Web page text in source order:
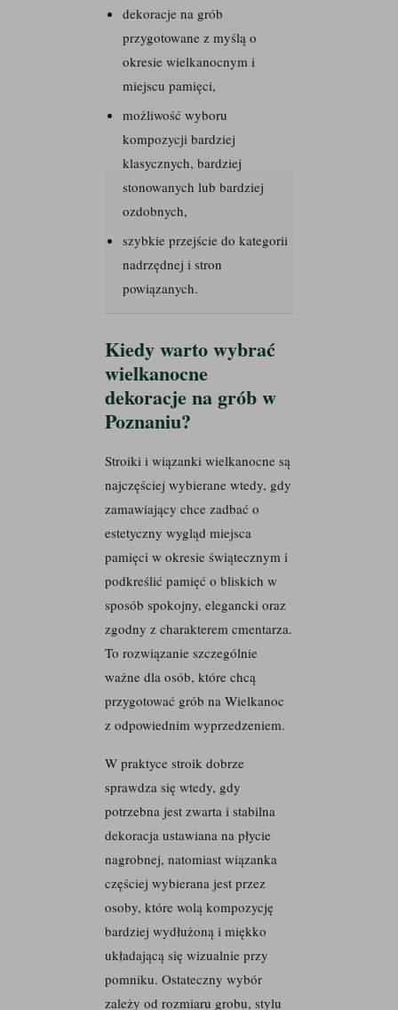
dekoracje na grób
przygotowane z myślą o
okresie wielkanocnym i
miejscu pamięci,
możliwość wyboru
kompozycji bardziej
klasycznych, bardziej
stonowanych lub bardziej
ozdobnych,
szybkie przejście do kategorii
nadrzędnej i stron
powiązanych.
Kiedy warto wybrać
wielkanocne
dekoracje na grób w
Poznaniu?
Stroiki i wiązanki wielkanocne są
najczęściej wybierane wtedy, gdy
zamawiający chce zadbać o
estetyczny wygląd miejsca
pamięci w okresie świątecznym i
podkreślić pamięć o bliskich w
sposób spokojny, elegancki oraz
zgodny z charakterem cmentarza.
To rozwiązanie szczególnie
ważne dla osób, które chcą
przygotować grób na Wielkanoc
z odpowiednim wyprzedzeniem.
W praktyce stroik dobrze
sprawdza się wtedy, gdy
potrzebna jest zwarta i stabilna
dekoracja ustawiana na płycie
nagrobnej, natomiast wiązanka
częściej wybierana jest przez
osoby, które wolą kompozycję
bardziej wydłużoną i miękko
układającą się wizualnie przy
pomniku. Ostateczny wybór
zależy od rozmiaru grobu, stylu